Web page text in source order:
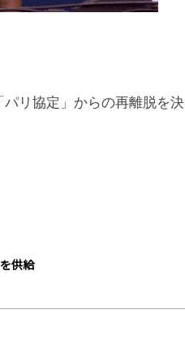
リ協定」からの再離脱を決
供給